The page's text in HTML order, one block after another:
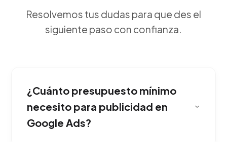
Resolvemos tus dudas para que des el
siguiente paso con confianza.
¿Cuánto presupuesto mínimo
necesito para publicidad en
Google Ads?